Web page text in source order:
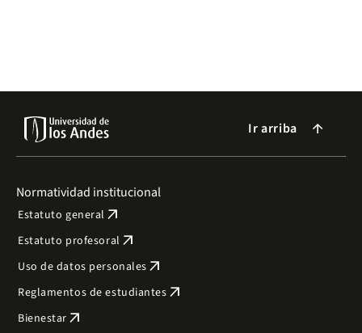
Ir arriba arrow_forward
Normatividad institucional
Estatuto general arrow_outward
Estatuto profesoral arrow_outward
Uso de datos personales arrow_outward
Reglamentos de estudiantes arrow_outward
Bienestar arrow_outward